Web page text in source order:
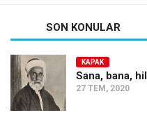
SON KONULAR
KAPAK
Sana, bana,
27 TEM, 2020